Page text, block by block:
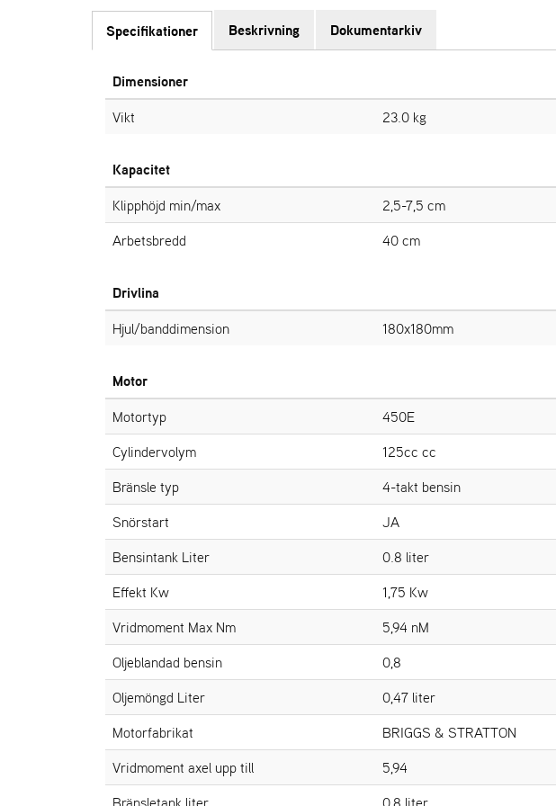
Specifikationer Beskrivning Dokumentarkiv
Dimensioner
Vikt
23.0 kg
Kapacitet
Klipphöjd min/max
2,5-7,5 cm
Arbetsbredd
40 cm
Drivlina
Hjul/banddimension
180x180mm
Motor
Motortyp
450E
Cylindervolym
125cc cc
Bränsle typ
4-takt bensin
Snörstart
JA
Bensintank Liter
0.8 liter
Effekt Kw
1,75 Kw
Vridmoment Max Nm
5,94 nM
Oljeblandad bensin
0,8
Oljemöngd Liter
0,47 liter
Motorfabrikat
BRIGGS & STRATTON
Vridmoment axel upp till
5,94